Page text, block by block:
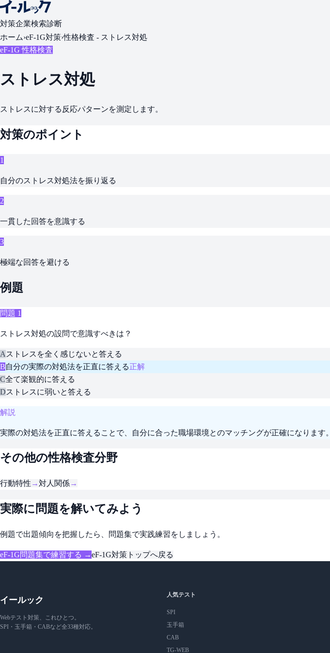
対策企業検索診断
ホーム›eF-1G対策›性格検査 - ストレス対処
eF-1G 性格検査
ストレス対処
ストレスに対する反応パターンを測定します。
対策のポイント
1
自分のストレス対処法を振り返る
2
一貫した回答を意識する
3
極端な回答を避ける
例題
問題 1
ストレス対処の設問で意識すべきは？
A ストレスを全く感じないと答える
B自分の実際の対処法を正直に答える正解
C全て楽観的に答える
Dストレスに弱いと答える
解説
実際の対処法を正直に答えることで、自分に合った職場環境とのマッチングが正確になります。
その他の性格検査分野
行動特性 → 対人関係→
実際に問題を解いてみよう
例題で出題傾向を把握したら、問題集で実践練習をしましょう。
eF-1G問題集で練習する →eF-1G対策トップへ戻る
イールック
Webテスト対策、これひとつ。
SPI・玉手箱・CABなど全33種対応。
人気テスト
SPI
玉手箱
CAB
TG-WEB